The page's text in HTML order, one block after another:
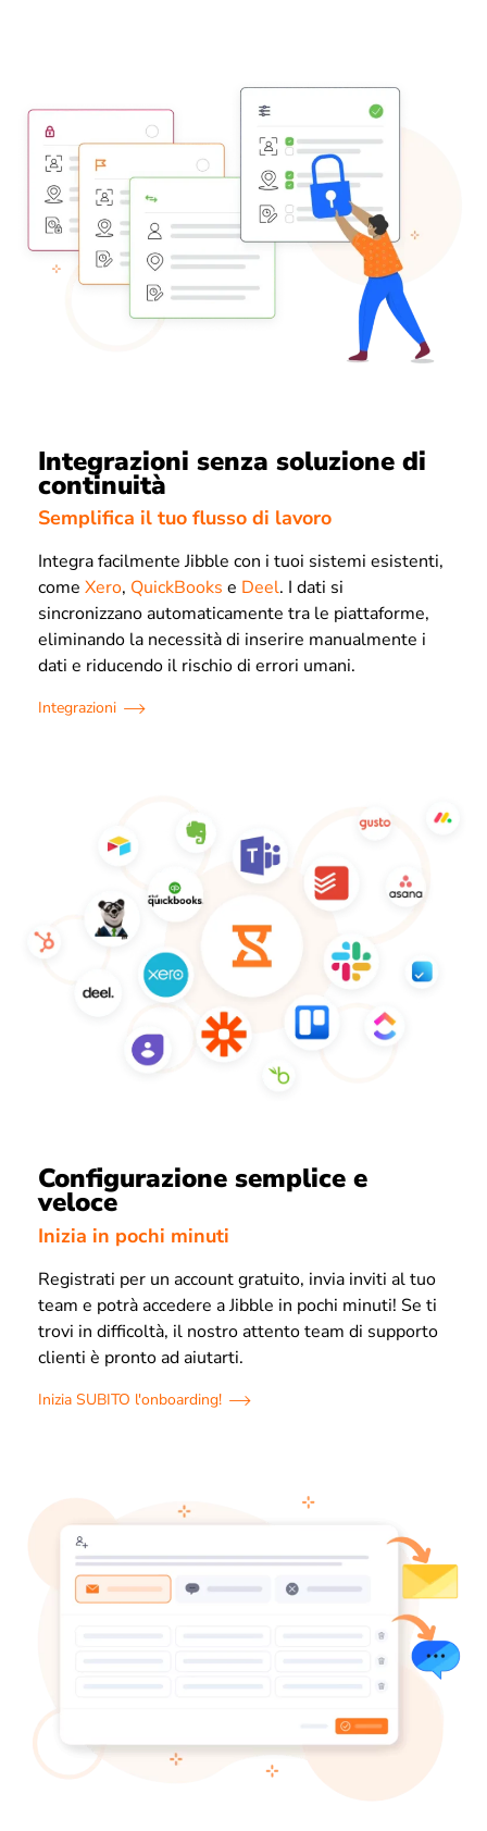
Integrazioni senza soluzione di
continuità
Semplifica il tuo flusso di lavoro
Integra facilmente Jibble con i tuoi sistemi esistenti,
come Xero, QuickBooks e Deel. I dati si
sincronizzano automaticamente tra le piattaforme,
eliminando la necessità di inserire manualmente i
dati e riducendo il rischio di errori umani.
Integrazioni
Configurazione semplice e
veloce
Inizia in pochi minuti
Registrati per un account gratuito, invia inviti al tuo
team e potrà accedere a Jibble in pochi minuti! Se ti
trovi in difficoltà, il nostro attento team di supporto
clienti è pronto ad aiutarti.
Inizia SUBITO l'onboarding!